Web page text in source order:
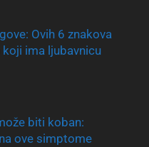
Ovih 6 znakova
ima ljubavnicu
biti koban:
ove simptome